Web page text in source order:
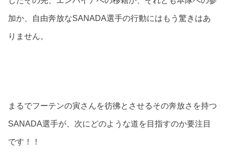
加か、自由奔放なSANADA選手の行動にはもう驚きはあ
りません。
まるでフーテンの寅さんを彷彿とさせるその奔放さを持つ
SANADA選手が、次にどのような道を目指すのか要注目
です！！